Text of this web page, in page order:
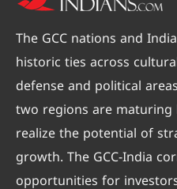
The GCC nations and
historic ties across
defense and political
two regions are maturing
realize the potential of
growth. The GCC-India
opportunities for